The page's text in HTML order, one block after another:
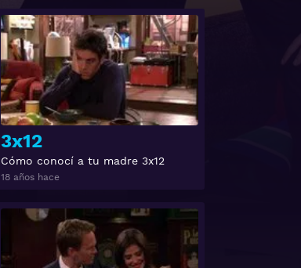
Ver
3x12
Cómo conocí a tu madre 3x12
18 años hace